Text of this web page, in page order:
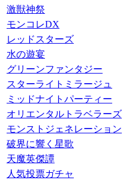
激獣神祭
モンコレDX
レッドスターズ
水の遊宴
グリーンファンタジー
スターライトミラージュ
ミッドナイトパーティー
オリエンタルトラベラーズ
モンストジェネレーション
破界に響く星歌
天魔英傑譚
人気投票ガチャ